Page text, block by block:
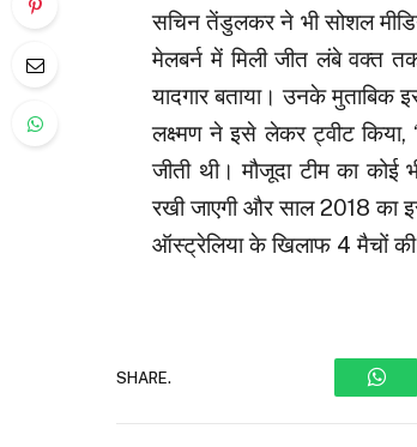
सचिन तेंडुलकर ने भी सोशल
मेलबर्न में मिली जीत लंबे वक्त
यादगार बताया। उनके मुताबिक
लक्ष्मण ने इसे लेकर ट्वीट किया,
जीती थी। मौजूदा टीम का
रखी जाएगी और साल 2018 का
ऑस्ट्रेलिया के खिलाफ 4 मैचों
SHARE.